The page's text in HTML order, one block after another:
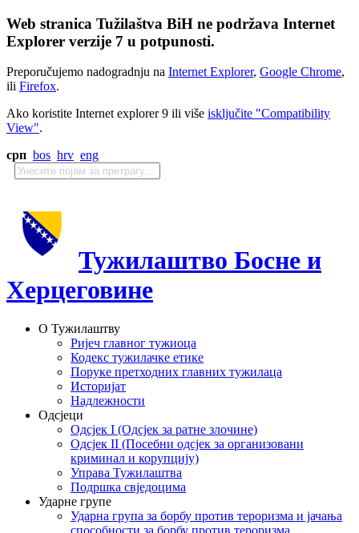
Web stranica Tužilaštva BiH ne podržava Internet
Explorer verzije 7 u potpunosti.
Preporučujemo nadogradnju na Internet Explorer, Google Chrome,
ili Firefox.
Ako koristite Internet explorer 9 ili više isključite "Compatibility
View".
срп bos hrv eng
Тужилаштво Босне и
Херцеговине
О Тужилаштву
Ријеч главног тужиоца
Кодекс тужилачке етике
Поруке претходних главних тужилаца
Историјат
Надлежности
Одсјеци
Одсјек I (Одсјек за ратне злочине)
Одсјек II (Посебни одсјек за организовани
криминал и корупцију)
Управа Тужилаштва
Подршка свједоцима
Ударне групе
Ударна група за борбу против тероризма и јачања